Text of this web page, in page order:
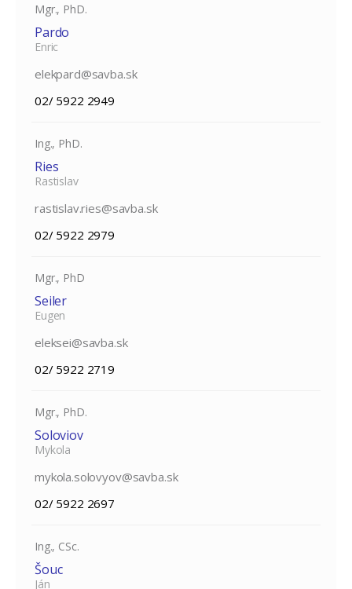
Mgr., PhD.
Pardo
Enric
elekpard@savba.sk
02/ 5922 2949
Ing., PhD.
Ries
Rastislav
rastislav.ries@savba.sk
02/ 5922 2979
Mgr., PhD
Seiler
Eugen
eleksei@savba.sk
02/ 5922 2719
Mgr., PhD.
Soloviov
Mykola
mykola.solovyov@savba.sk
02/ 5922 2697
Ing., CSc.
Šouc
Ján